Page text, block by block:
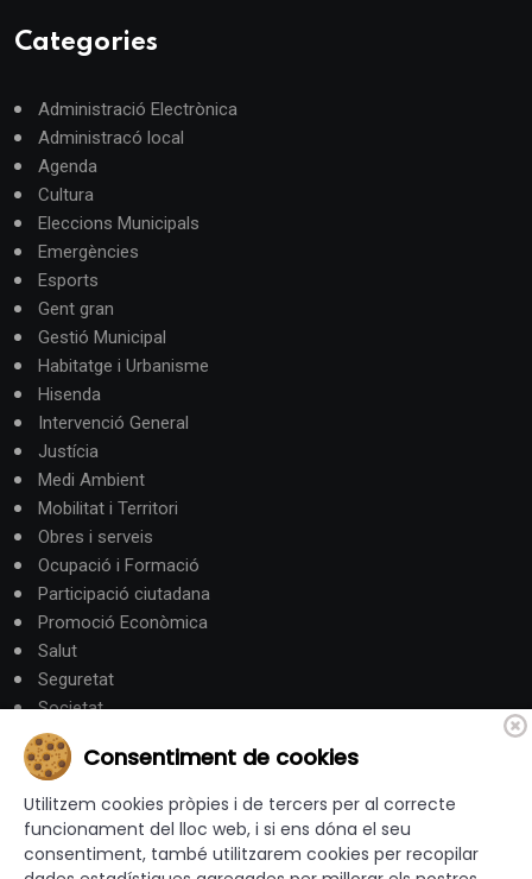
Categories
Administració Electrònica
Administracó local
Agenda
Cultura
Eleccions Municipals
Emergències
Esports
Gent gran
Gestió Municipal
Habitatge i Urbanisme
Hisenda
Intervenció General
Justícia
Medi Ambient
Mobilitat i Territori
Obres i serveis
Ocupació i Formació
Participació ciutadana
Promoció Econòmica
Salut
Seguretat
Societat
Turisme
Altres Canals
canalandorra.ad
Consentiment de cookies
Utilitzem cookies pròpies i de tercers per al correcte
funcionament del lloc web, i si ens dóna el seu
consentiment, també utilitzarem cookies per recopilar